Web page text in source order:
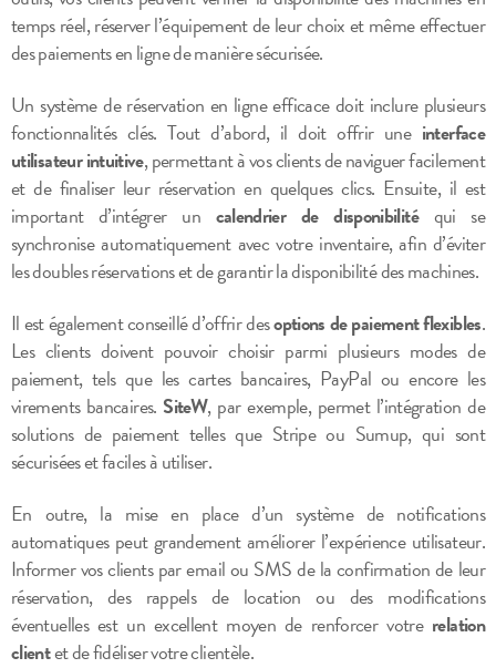
temps réel, réserver l’équipement de leur choix et même effectuer
des paiements en ligne de manière sécurisée.
Un système de réservation en ligne efficace doit inclure plusieurs
fonctionnalités clés. Tout d’abord, il doit offrir une interface
utilisateur intuitive, permettant à vos clients de naviguer facilement
et de finaliser leur réservation en quelques clics. Ensuite, il est
important d’intégrer un calendrier de disponibilitéqui se
synchronise automatiquement avec votre inventaire, afin d’éviter
les doubles réservations et de garantir la disponibilité des machines.
Il est également conseillé d’offrir desoptions de paiement flexibles.
Les clients doivent pouvoir choisir parmi plusieurs modes de
paiement, tels que les cartes bancaires, PayPal ou encore les
virements bancaires. SiteW, par exemple, permet l’intégration de
solutions de paiement telles que Stripe ou Sumup, qui sont
sécurisées et faciles à utiliser.
En outre, la mise en place d’un système de notifications
automatiques peut grandement améliorer l’expérience utilisateur.
Informer vos clients par email ou SMS de la confirmation de leur
réservation, des rappels de location ou des modifications
éventuelles est un excellent moyen de renforcer votre relation
clientet de fidéliser votre clientèle.